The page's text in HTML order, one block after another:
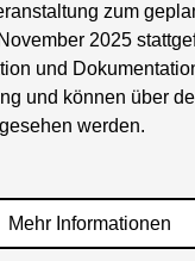
zum
2025
und
und können über
werden.
Mehr Informationen